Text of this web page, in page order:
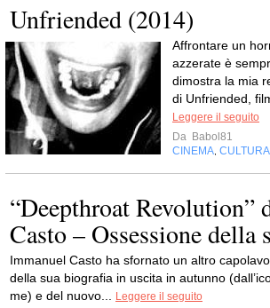
Unfriended (2014)
Affrontare un
azzerate è
dimostra la mia
di Unfriended,
Leggere il seguito
Da Babol81
CINEMA CULTURA
“Deepthroat Revolution”
Casto – Ossessione della
Immanuel Casto ha sfornato un altro
della sua biografia in uscita in autunno
me) e del nuovo...
Leggere il seguito